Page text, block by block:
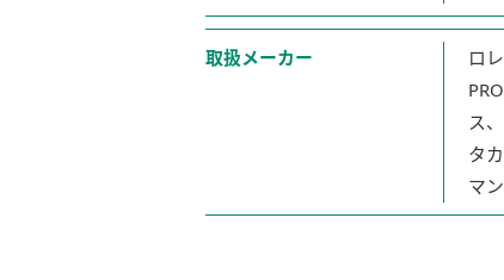
取扱メーカー
ロ
ス
タ
マ